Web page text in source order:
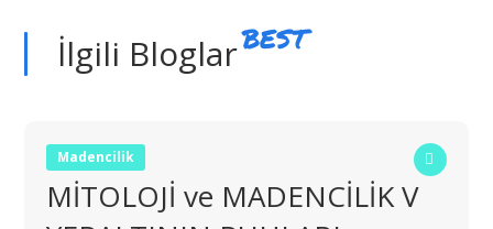
İlgili BloglarBEST
Madencilik
MİTOLOJİ ve MADENCİLİK V